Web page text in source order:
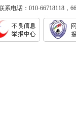
系电话：010-66718118